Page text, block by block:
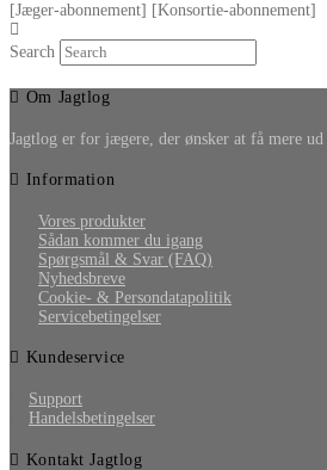
[Jæger-abonnement] [Konsortie-abonnement]
Search
Om Jagtlog
Jagtlog er for jægere, der ønsker at få mere
Information
Vores produkter
Sådan kommer du igang
Spørgsmål & Svar (FAQ)
Nyhedsbreve
Cookie- & Persondatapolitik
Servicebetingelser
Kundeservice
Support
Handelsbetingelser
Kontakt Jagtlog